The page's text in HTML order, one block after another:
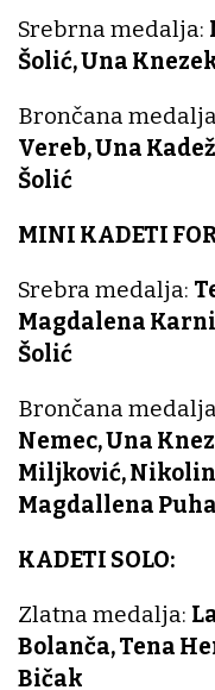
Srebrna medalja:
Šolić, Una
Brončana
Vereb, Una
Šolić
MINI KADETI
Srebra medalja:
Magdalena
Šolić
Brončana
Nemec, Una
Miljković,
Magdallena
KADETI SOLO:
Zlatna medalja:
Bolanča, Tena
Bičak